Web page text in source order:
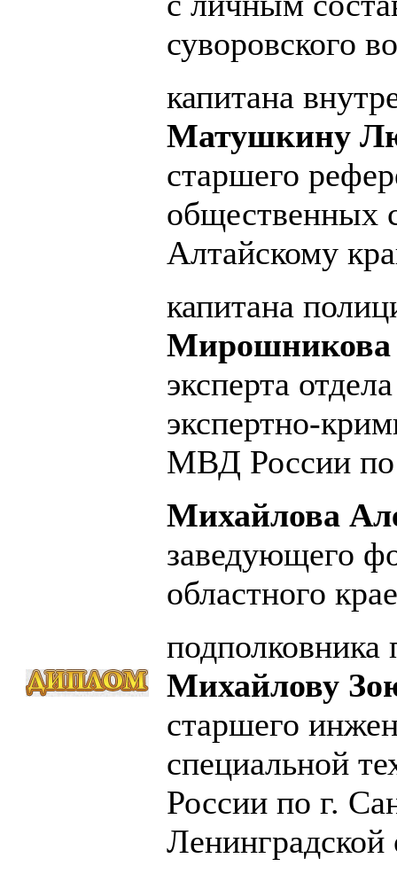
суворовского
капитана
Матушкину
старшего
общественных
Алтайскому
капитана
Мирошникова
эксперта
экспертно-
МВД России по
Михайлова
заведующего
областного
подполковника
Михайлову
старшего
специальной
России по г.
Ленинградской